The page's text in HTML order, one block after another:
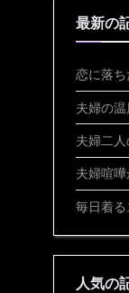
最新の
恋に落
夫婦の
夫婦二
夫婦喧
毎日着る
人気の